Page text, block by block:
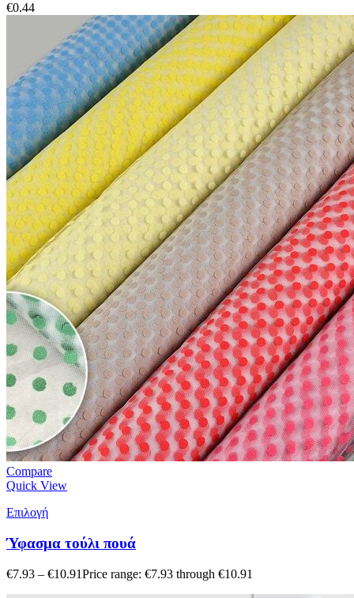
€0.44
Compare
Quick View
Επιλογή
Ύφασμα τούλι πουά
€7.93 – €10.91Price range: €7.93 through €10.91